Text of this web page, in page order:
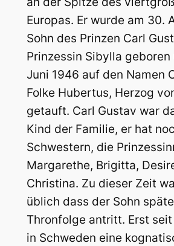
Europas. Er wurde am 30.
Sohn des Prinzen Carl
Prinzessin Sibylla geboren
Juni 1946 auf den Namen
Folke Hubertus, Herzog
getauft. Carl Gustav war
Kind der Familie, er hat
Schwestern, die
Margarethe, Brigitta,
Christina. Zu dieser Zeit
üblich dass der Sohn
Thronfolge antritt. Erst
in Schweden eine